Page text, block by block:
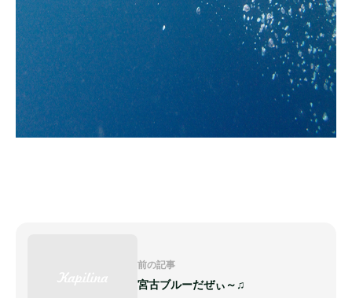
前の記事
宮古ブルーだぜぃ～♫